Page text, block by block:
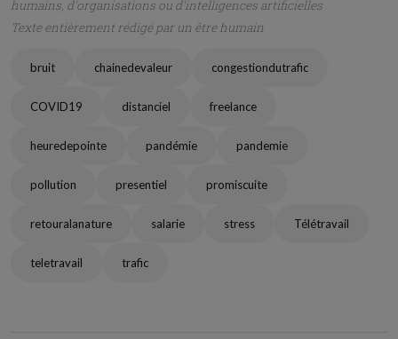
humains, d'organisations ou d'intelligences artificielles
Texte entièrement rédigé par un être humain
bruit chainedevaleur congestiondutrafic
COVID19 distanciel freelance
heuredepointe pandémie pandemie
pollution presentiel promiscuite
retouralanature salarie stress Télétravail
teletravail trafic